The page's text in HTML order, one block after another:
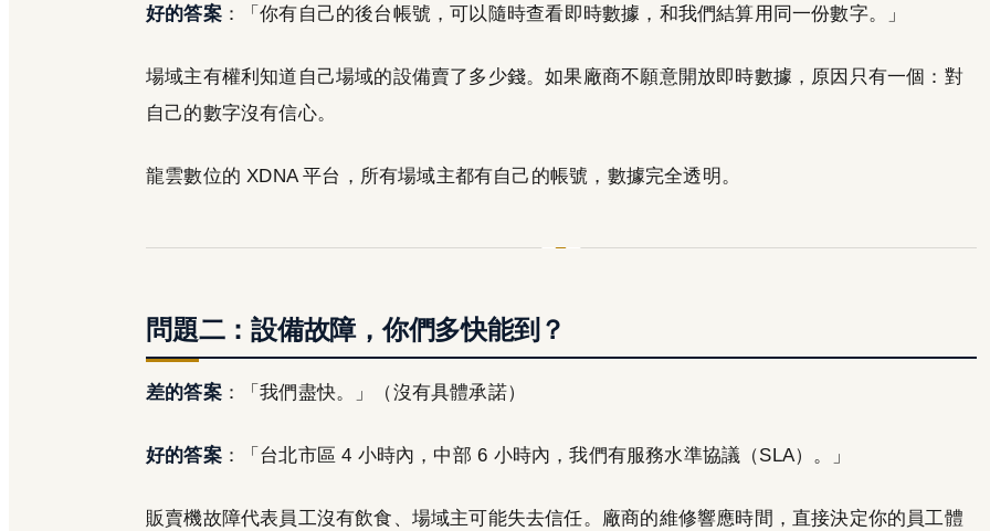
好的答案：「你有自己的後台帳號，可以隨時查看即時數據，和我們結算用同一份數字。」
場域主有權利知道自己場域的設備賣了多少錢。如果廠商不願意開放即時數據，原因只有一個：對
自己的數字沒有信心。
龍雲數位的 XDNA 平台，所有場域主都有自己的帳號，數據完全透明。
問題二：設備故障，你們多快能到？
差的答案：「我們盡快。」（沒有具體承諾）
好的答案：「台北市區 4 小時內，中部 6 小時內，我們有服務水準協議（SLA）。」
販賣機故障代表員工沒有飲食、場域主可能失去信任。廠商的維修響應時間，直接決定你的員工體